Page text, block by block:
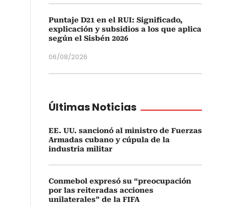
Puntaje D21 en el RUI: Significado,
explicación y subsidios a los que aplica
según el Sisbén 2026
06/08/2026
Últimas Noticias
EE. UU. sancionó al ministro de Fuerzas
Armadas cubano y cúpula de la
industria militar
Conmebol expresó su “preocupación
por las reiteradas acciones
unilaterales” de la FIFA